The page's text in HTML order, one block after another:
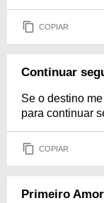
COPIAR
Continuar
Se o destino
para continuar
COPIAR
Primeiro Amor